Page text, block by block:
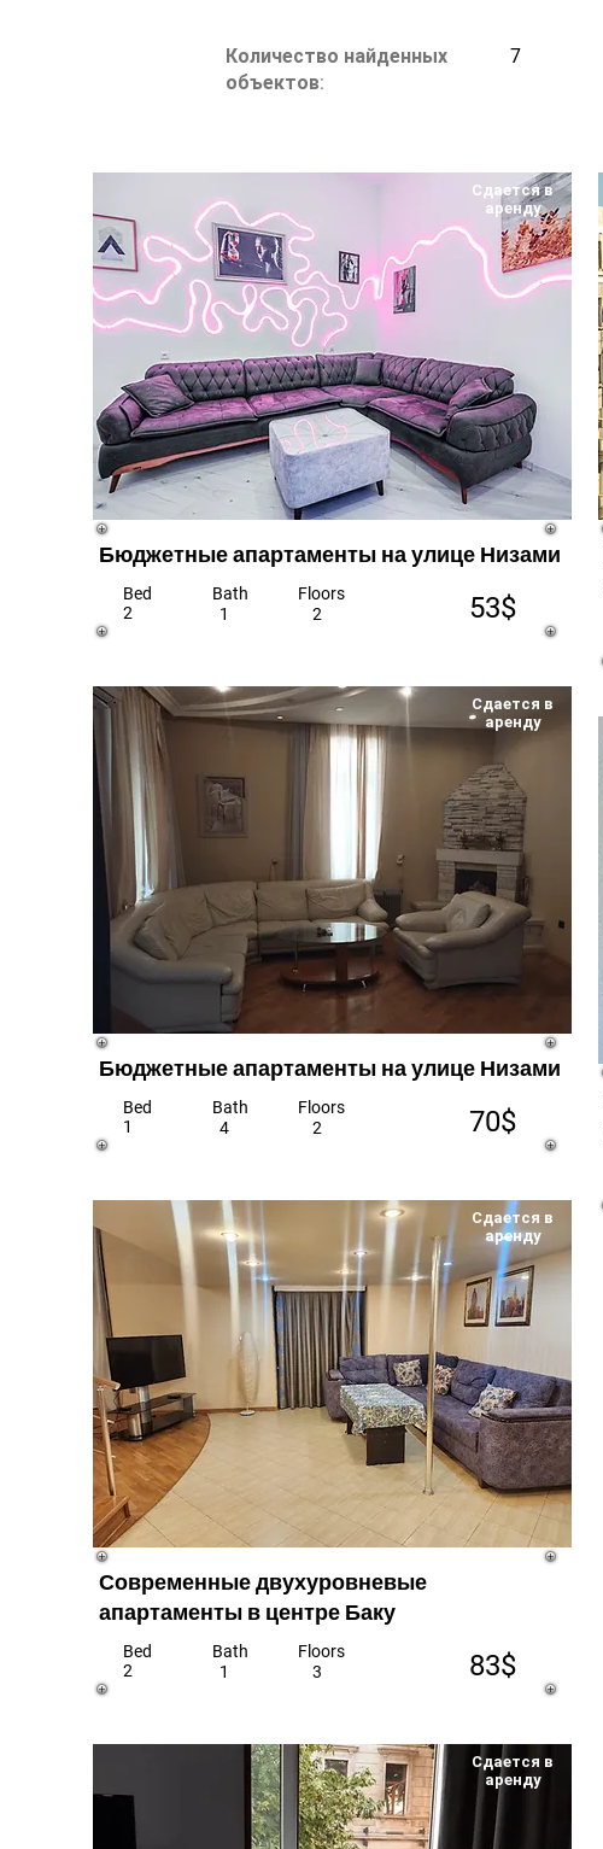
Количество найденных
объектов:
7
Сдается в
аренду
Бюджетные апартаменты на улице Низами
Bed
2
Bath
1
Floors
2
53$
Сдается в
аренду
Бюджетные апартаменты на улице Низами
Bed
1
Bath
4
Floors
2
70$
Сдается в
аренду
Современные двухуровневые
апартаменты в центре Баку
Bed
2
Bath
1
Floors
3
83$
Сдается в
аренду